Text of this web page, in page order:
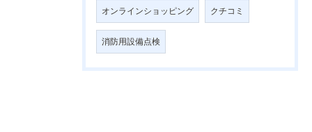
オンラインショッピング クチコミ
消防用設備点検